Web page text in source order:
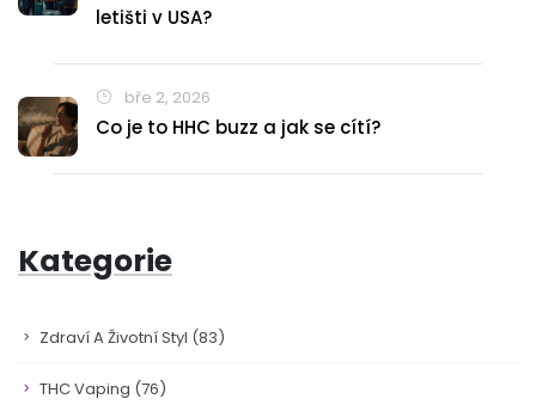
letišti v USA?
bře 2, 2026
Co je to HHC buzz a jak se cítí?
Kategorie
Zdraví A Životní Styl (83)
THC Vaping (76)